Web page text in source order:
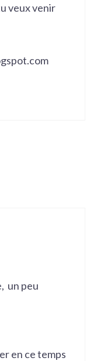
veux venir
un peu
en ce temps